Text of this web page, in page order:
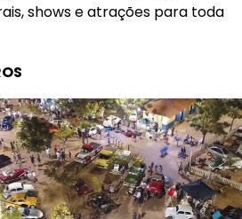
shows e atrações para toda